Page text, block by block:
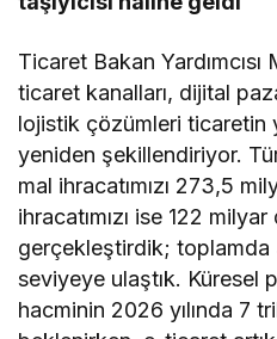
Ticaret Bakan
ticaret kanalları, dijital
lojistik çözümleri ticaretin
yeniden şekillendiriyor.
mal ihracatımızı 273,5
ihracatımızı ise 122
gerçekleştirdik; toplamda
seviyeye ulaştık. Küresel
hacminin 2026 yılında 7